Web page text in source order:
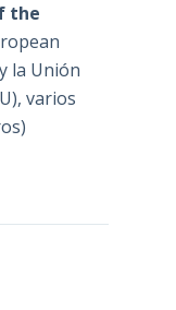
the
la Unión
varios